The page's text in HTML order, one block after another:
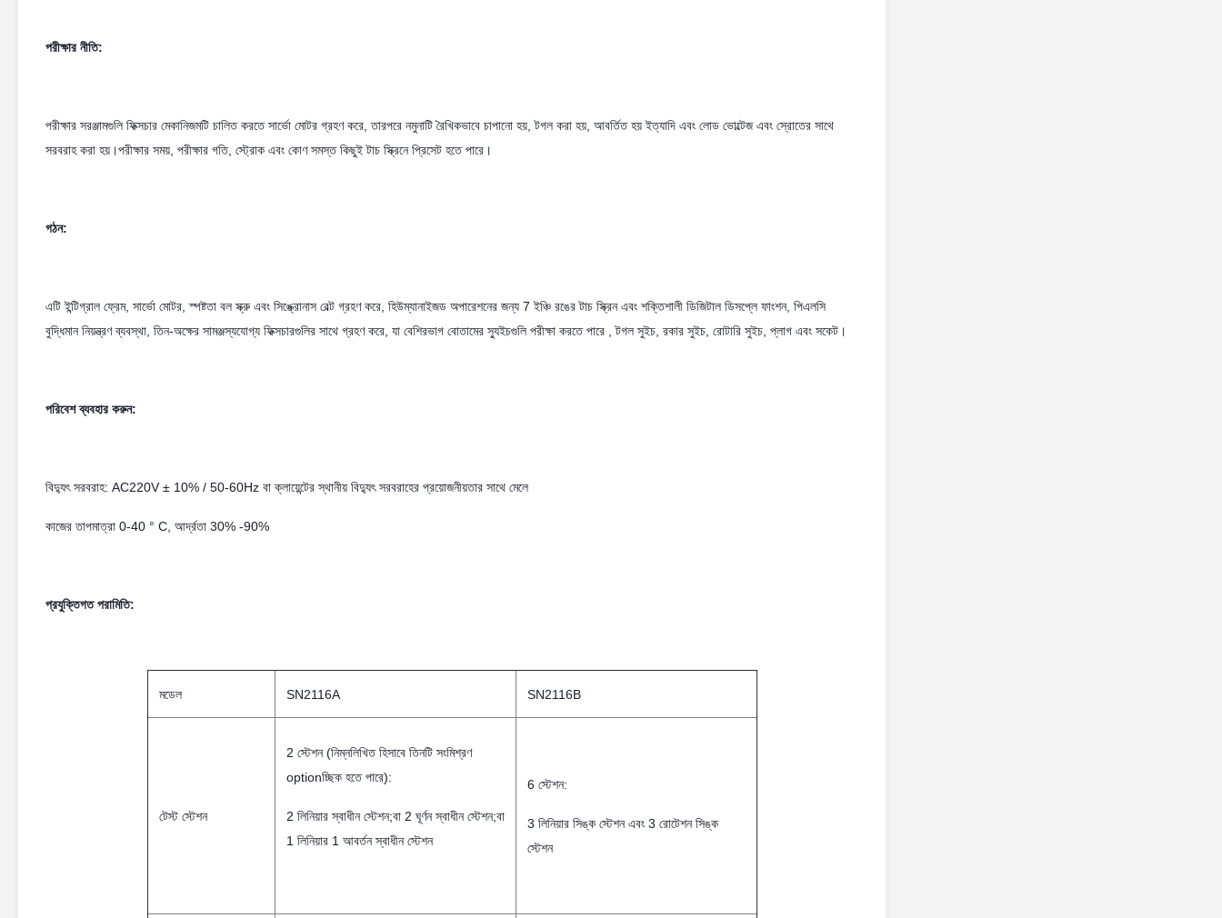
পরীক্ষার নীতি:
পরীক্ষার সরঞ্জামগুলি ফিক্সচার মেকানিজমটি চালিত করতে সার্ভো মোটর গ্রহণ করে, তারপরে নমুনাটি রৈখিকভাবে চাপানো হয়, টগল করা হয়, আবর্তিত হয় ইত্যাদি এবং লোড ভোল্টেজ এবং স্রোতের সাথে
সরবরাহ করা হয়।পরীক্ষার সময়, পরীক্ষার গতি, স্ট্রোক এবং কোণ সমস্ত কিছুই টাচ স্ক্রিনে প্রিসেট হতে পারে।
গঠন:
এটি ইন্টিগ্রাল ফ্রেম, সার্ভো মোটর, স্পষ্টতা বল স্ক্রু এবং সিঙ্ক্রোনাস বেল্ট গ্রহণ করে, হিউম্যানাইজড অপারেশনের জন্য 7 ইঞ্চি রঙের টাচ স্ক্রিন এবং শক্তিশালী ডিজিটাল ডিসপ্লে ফাংশন, পিএলসি
বুদ্ধিমান নিয়ন্ত্রণ ব্যবস্থা, তিন-অক্ষের সামঞ্জস্যযোগ্য ফিক্সচারগুলির সাথে গ্রহণ করে, যা বেশিরভাগ বোতামের স্যুইচগুলি পরীক্ষা করতে পারে , টগল সুইচ, রকার সুইচ, রোটারি সুইচ, প্লাগ এবং সকেট।
পরিবেশ ব্যবহার করুন:
বিদ্যুৎ সরবরাহ: AC220V ± 10% / 50-60Hz বা ক্লায়েন্টের স্থানীয় বিদ্যুৎ সরবরাহের প্রয়োজনীয়তার সাথে মেলে
কাজের তাপমাত্রা 0-40 ° C, আর্দ্রতা 30% -90%
প্রযুক্তিগত পরামিতি:
মডেল SN2116A SN2116B
টেস্ট স্টেশন
2 স্টেশন (নিম্নলিখিত হিসাবে তিনটি সংমিশ্রণ
optionচ্ছিক হতে পারে):
2 লিনিয়ার স্বাধীন স্টেশন;বা 2 ঘূর্ণন স্বাধীন স্টেশন;বা
1 লিনিয়ার 1 আবর্তন স্বাধীন স্টেশন
6 স্টেশন:
3 লিনিয়ার সিঙ্ক স্টেশন এবং 3 রোটেশন সিঙ্ক
স্টেশন